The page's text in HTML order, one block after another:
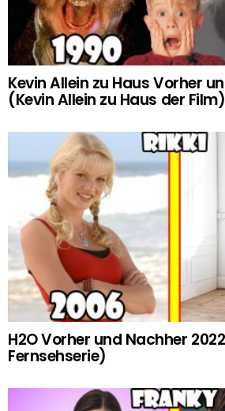
Kevin Allein zu Haus Vorher
(Kevin Allein zu Haus der Film)
H2O Vorher und Nachher
Fernsehserie)